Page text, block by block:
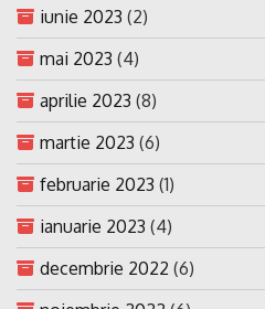
iunie 2023 (2)
mai 2023 (4)
aprilie 2023 (8)
martie 2023 (6)
februarie 2023 (1)
ianuarie 2023 (4)
decembrie 2022 (6)